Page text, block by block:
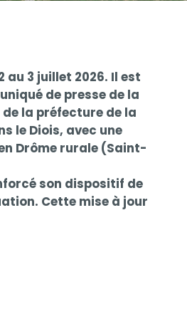
3 juillet 2026. Il est
de presse de la
la préfecture de la
le Diois, avec une
Drôme rurale (Saint-
son dispositif de
Cette mise à jour